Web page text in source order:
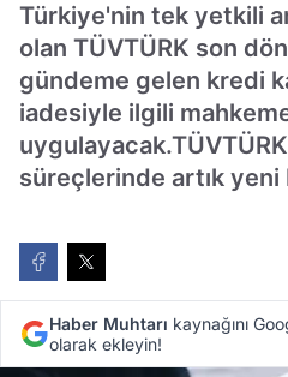
Türkiye'nin tek yetkili
olan TÜVTÜRK son
gündeme gelen kredi
iadesiyle ilgili
süreçlerinde artık
Haber Muhtarı kaynağını
olarak ekleyin!